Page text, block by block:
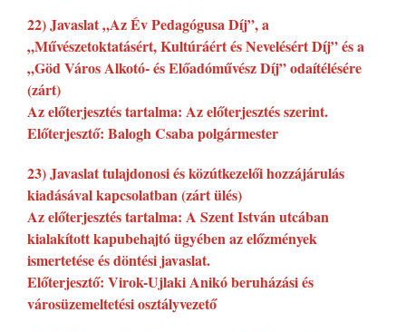
22) Javaslat „Az Év Pedagógusa Díj”, a
„Művészetoktatásért, Kultúráért és Nevelésért Díj” és a
„Göd Város Alkotó- és Előadóművész Díj” odaítélésére
(zárt)
Az előterjesztés tartalma: Az előterjesztés szerint.
Előterjesztő: Balogh Csaba polgármester
23) Javaslat tulajdonosi és közútkezelői hozzájárulás
kiadásával kapcsolatban (zárt ülés)
Az előterjesztés tartalma: A Szent István utcában
kialakított kapubehajtó ügyében az előzmények
ismertetése és döntési javaslat.
Előterjesztő: Virok-Ujlaki Anikó beruházási és
városüzemeltetési osztályvezető